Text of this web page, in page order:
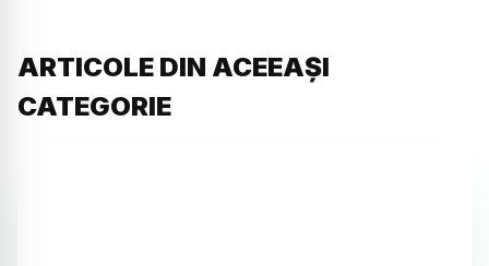
ARTICOLE DIN ACEEAȘI
CATEGORIE